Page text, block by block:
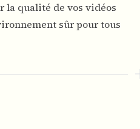
la qualité de vos vidéos
sûr pour tous